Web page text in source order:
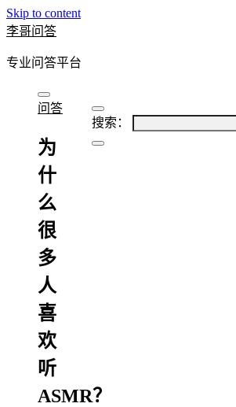
Skip to content
李哥问答
专业问答平台
搜索：
问答
为
什
么
很
多
人
喜
欢
听
ASMR？